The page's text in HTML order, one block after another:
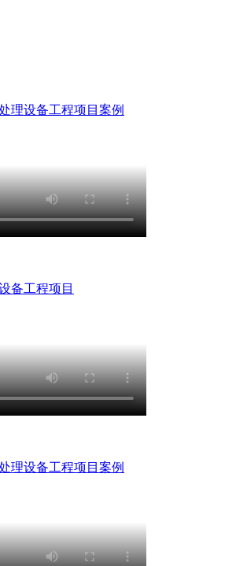
理设备工程项目案例
备工程项目
理设备工程项目案例